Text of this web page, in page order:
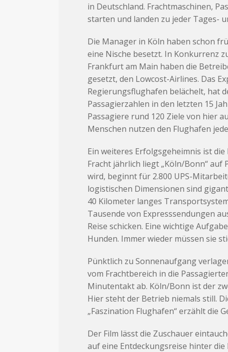
in Deutschland. Frachtmaschinen,
starten und landen zu jeder Tages-
Die Manager in Köln haben schon
eine Nische besetzt. In Konkurrenz
Frankfurt am Main haben die
gesetzt, den Lowcost-Airlines. Das
Regierungsflughafen belächelt, hat
Passagierzahlen in den letzten 15
Passagiere rund 120 Ziele von hier
Menschen nutzen den Flughafen
Ein weiteres Erfolgsgeheimnis ist
Fracht jährlich liegt „Köln/Bonn“ auf
wird, beginnt für 2.800 UPS-
logistischen Dimensionen sind
40 Kilometer langes
Tausende von Expresssendungen
Reise schicken. Eine wichtige
Hunden. Immer wieder müssen sie
Pünktlich zu Sonnenaufgang
vom Frachtbereich in die
Minutentakt ab. Köln/Bonn ist der
Hier steht der Betrieb niemals still.
„Faszination Flughafen“ erzählt die
Der Film lässt die Zuschauer
auf eine Entdeckungsreise hinter